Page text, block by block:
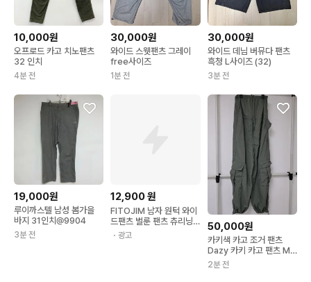
10,000원
오프로드 카고 치노팬츠
32 인치
4분 전
30,000원
와이드 스웻팬츠 그레이
free사이즈
1분 전
30,000원
와이드 데님 버뮤다 팬츠
흑청 L사이즈 (32)
3분 전
19,000원
루이까스텔 남성 봄가을
바지 31인치@9904
3분 전
12,900원
FITOJIM 남자 원턱 와이
드팬츠 벌룬 팬츠 츄리닝
트레이닝 바지
・광고
50,000원
카키색 카고 조거 팬츠
Dazy 카키 카고 팬츠 M
사이즈
2분 전